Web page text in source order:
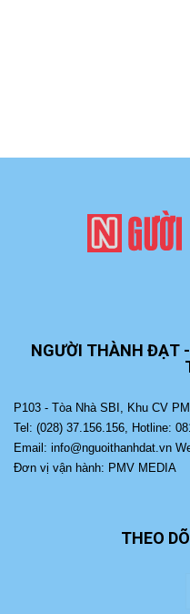
NGƯỜI THÀNH ĐẠT
P103 - Tòa Nhà SBI, Khu CV
Tel: (028) 37.156.156, Hotline:
Email: info@nguoithanhdat.vn
Đơn vị vận hành: PMV MEDIA
THEO